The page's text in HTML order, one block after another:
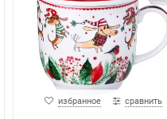
избранное сравнить